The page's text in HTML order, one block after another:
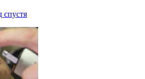
спустя